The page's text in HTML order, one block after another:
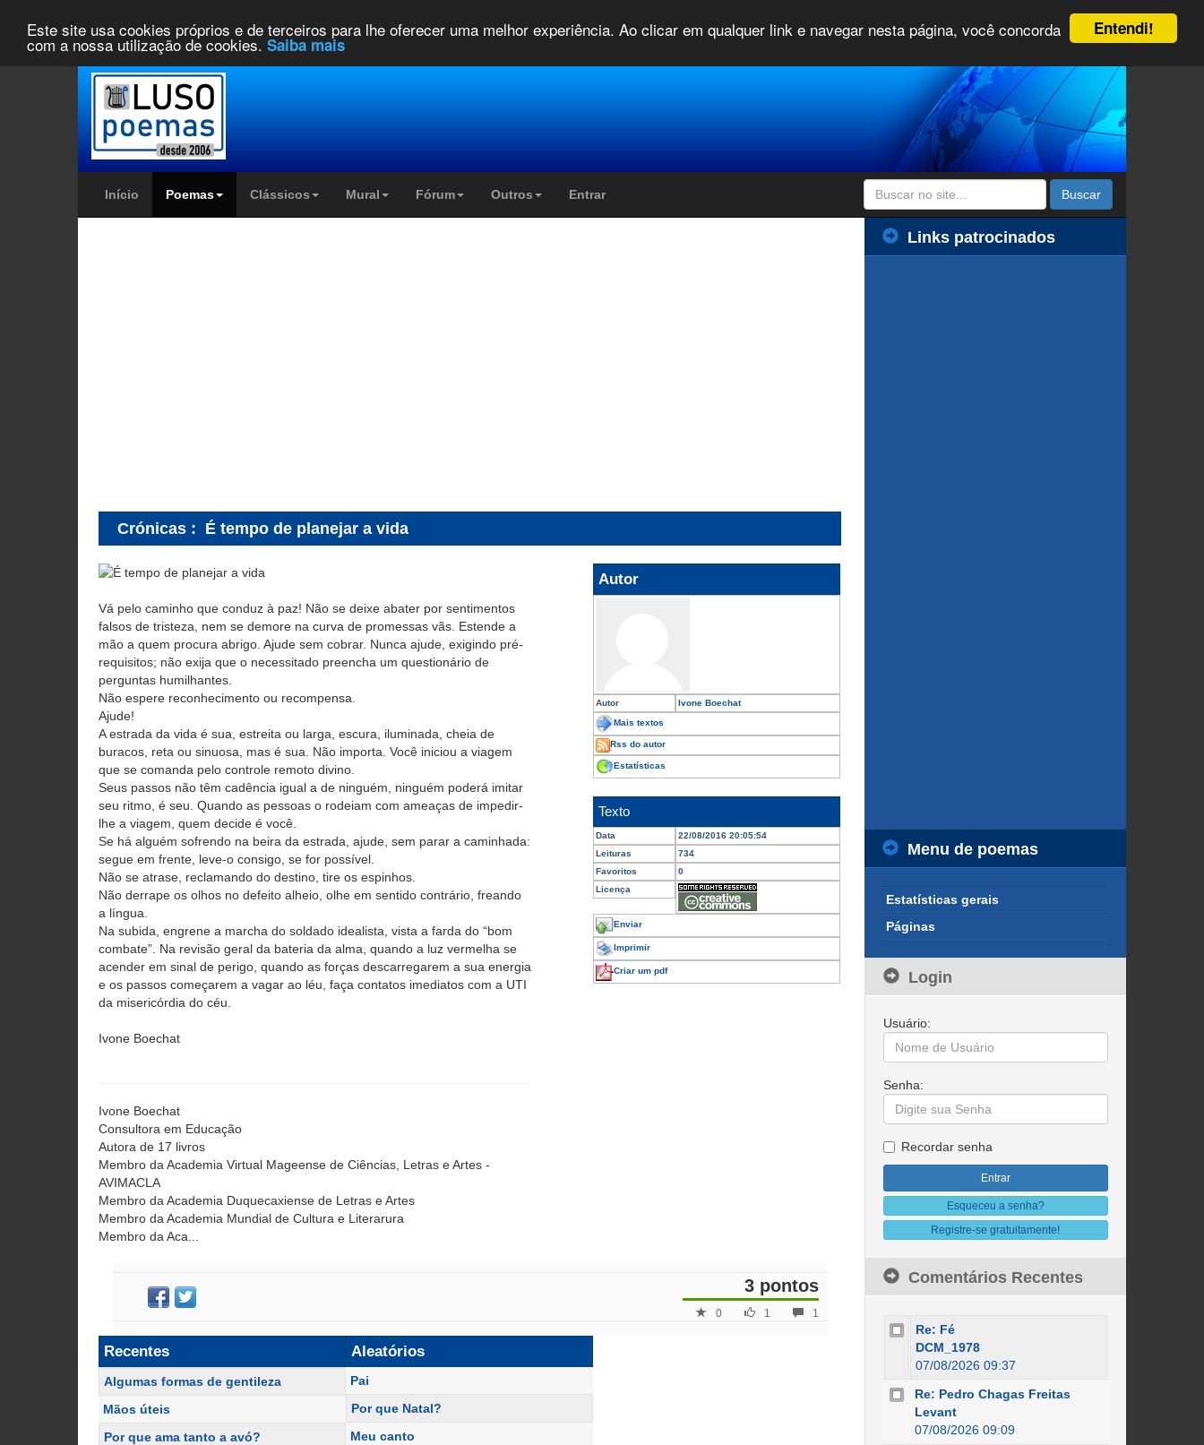
Entendi!
Este site usa cookies próprios e de terceiros para lhe oferecer uma melhor experiência. Ao clicar em qualquer link e navegar nesta página, você concorda
com a nossa utilização de cookies. Saiba mais
Início Poemas Clássicos Mural Fórum Outros Entrar Buscar
Crónicas : É tempo de planejar a vida
Vá pelo caminho que conduz à paz! Não se deixe abater por sentimentos
falsos de tristeza, nem se demore na curva de promessas vãs. Estende a
mão a quem procura abrigo. Ajude sem cobrar. Nunca ajude, exigindo pré-
requisitos; não exija que o necessitado preencha um questionário de
perguntas humilhantes.
Não espere reconhecimento ou recompensa.
Ajude!
A estrada da vida é sua, estreita ou larga, escura, iluminada, cheia de
buracos, reta ou sinuosa, mas é sua. Não importa. Você iniciou a viagem
que se comanda pelo controle remoto divino.
Seus passos não têm cadência igual a de ninguém, ninguém poderá imitar
seu ritmo, é seu. Quando as pessoas o rodeiam com ameaças de impedir-
lhe a viagem, quem decide é você.
Se há alguém sofrendo na beira da estrada, ajude, sem parar a caminhada:
segue em frente, leve-o consigo, se for possível.
Não se atrase, reclamando do destino, tire os espinhos.
Não derrape os olhos no defeito alheio, olhe em sentido contrário, freando
a língua.
Na subida, engrene a marcha do soldado idealista, vista a farda do “bom
combate”. Na revisão geral da bateria da alma, quando a luz vermelha se
acender em sinal de perigo, quando as forças descarregarem a sua energia
e os passos começarem a vagar ao léu, faça contatos imediatos com a UTI
da misericórdia do céu.
Ivone Boechat
Ivone Boechat
Consultora em Educação
Autora de 17 livros
Membro da Academia Virtual Mageense de Ciências, Letras e Artes -
AVIMACLA
Membro da Academia Duquecaxiense de Letras e Artes
Membro da Academia Mundial de Cultura e Literarura
Membro da Aca...
Autor
Autor Ivone Boechat
Mais textos
Rss do autor
Estatísticas
Texto
Data
22/08/2016 20:05:54
Leituras
734
Favoritos
0
Licença
Enviar
Imprimir
Criar um pdf
3 pontos
1
1
0
Recentes
Algumas formas de gentileza
Mãos úteis
Por que ama tanto a avó?
Aleatórios
Pai
Por que Natal?
Meu canto
Links patrocinados
Menu de poemas
Estatísticas gerais
Páginas
Login
Usuário:
Senha:
Recordar senha
Esqueceu a senha?
Registre-se gratuitamente!
Comentários Recentes
Re: Fé
DCM_1978
07/08/2026 09:37
Re: Pedro Chagas Freitas
Levant
07/08/2026 09:09